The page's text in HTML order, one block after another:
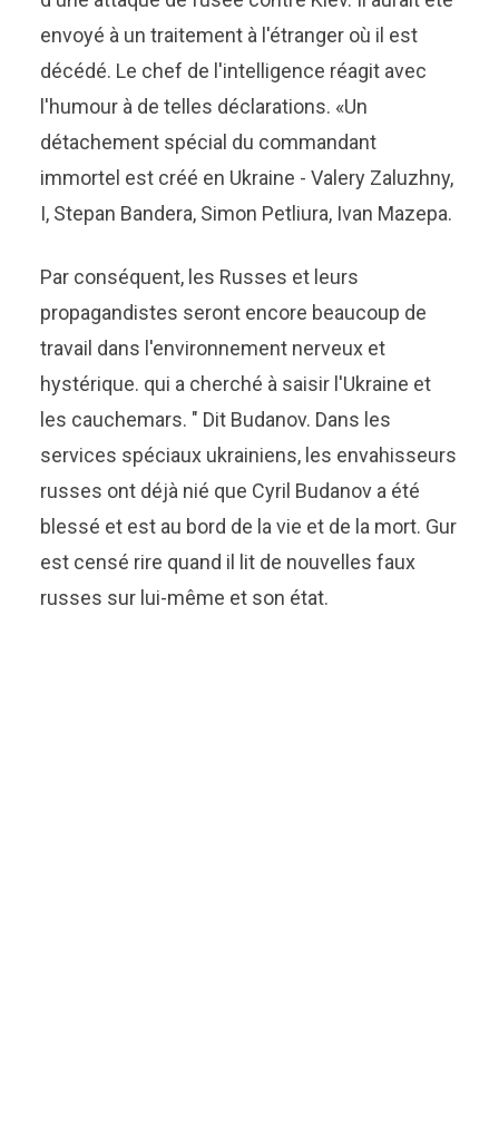
envoyé à un traitement à l'étranger où il est
décédé. Le chef de l'intelligence réagit avec
l'humour à de telles déclarations. «Un
détachement spécial du commandant
immortel est créé en Ukraine - Valery Zaluzhny,
I, Stepan Bandera, Simon Petliura, Ivan Mazepa.
Par conséquent, les Russes et leurs
propagandistes seront encore beaucoup de
travail dans l'environnement nerveux et
hystérique. qui a cherché à saisir l'Ukraine et
les cauchemars. " Dit Budanov. Dans les
services spéciaux ukrainiens, les envahisseurs
russes ont déjà nié que Cyril Budanov a été
blessé et est au bord de la vie et de la mort. Gur
est censé rire quand il lit de nouvelles faux
russes sur lui-même et son état.